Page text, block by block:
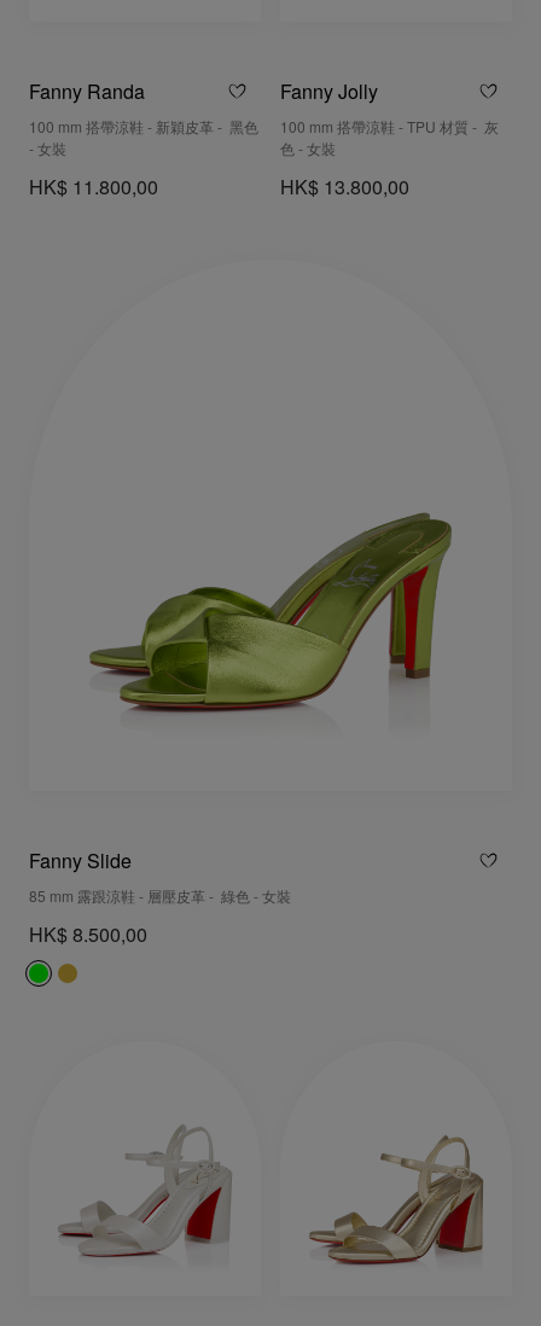
Fanny Randa
100 mm 搭帶涼鞋 - 新穎皮革 - 黑色
- 女裝
HK$ 11.800,00
Fanny Jolly
100 mm 搭帶涼鞋 - TPU 材質 - 灰
色 - 女裝
HK$ 13.800,00
Fanny Slide
85 mm 露跟涼鞋 - 層壓皮革 - 綠色 - 女裝
HK$ 8.500,00